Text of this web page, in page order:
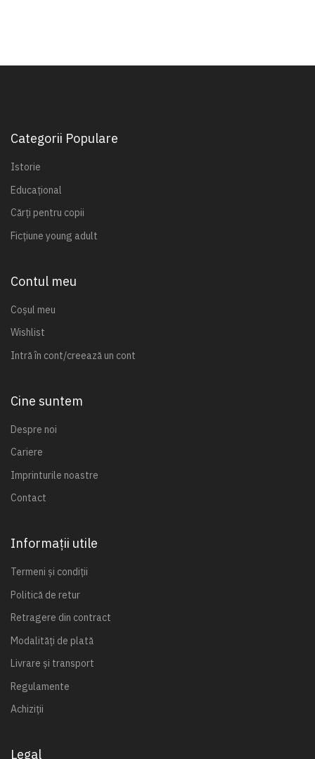
Categorii Populare
Istorie
Educațional
Cărți pentru copii
Ficțiune young adult
Contul meu
Coșul meu
Wishlist
Intră în cont/creează un cont
Cine suntem
Despre noi
Cariere
Imprinturile noastre
Contact
Informații utile
Termeni și condiții
Politică de retur
Retragere din contract
Modalități de plată
Livrare și transport
Regulamente
Achiziții
Legal